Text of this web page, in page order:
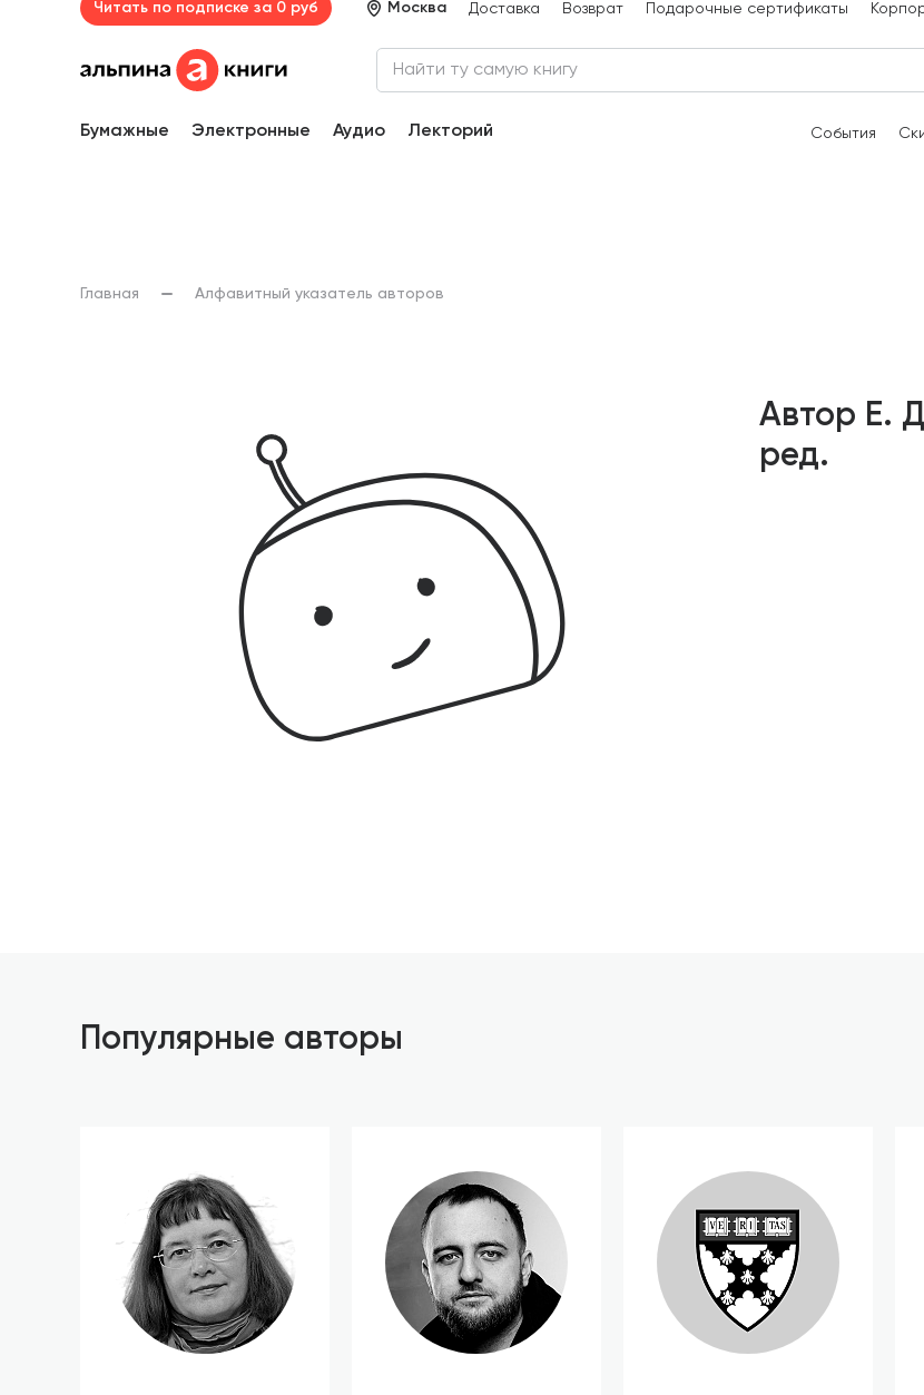
Читать по подписке за 0 руб Москва Доставка Возврат Подарочные сертификаты
Бумажные Электронные Аудио Лекторий События
Главная Алфавитный указатель авторов
Автор Е.
ред.
Популярные авторы